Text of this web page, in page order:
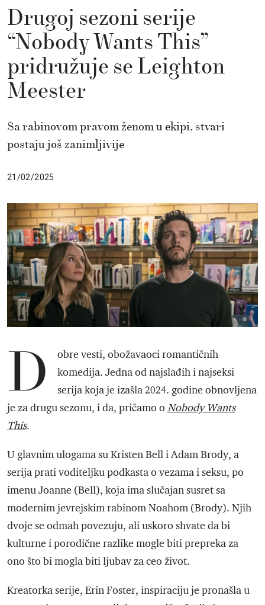
Drugoj sezoni serije
“Nobody Wants This”
pridružuje se Leighton
Meester
Sa rabinovom pravom ženom u ekipi, stvari
postaju još zanimljivije
21/02/2025
D
obre vesti, obožavaoci romantičnih
komedija. Jedna od najslađih i najseksi
serija koja je izašla 2024. godine obnovljena
je za drugu sezonu, i da, pričamo o Nobody Wants
This.
U glavnim ulogama su Kristen Bell i Adam Brody, a
serija prati voditeljku podkasta o vezama i seksu, po
imenu Joanne (Bell), koja ima slučajan susret sa
modernim jevrejskim rabinom Noahom (Brody). Njih
dvoje se odmah povezuju, ali uskoro shvate da bi
kulturne i porodične razlike mogle biti prepreka za
ono što bi mogla biti ljubav za ceo život.
Kreatorka serije, Erin Foster, inspiraciju je pronašla u